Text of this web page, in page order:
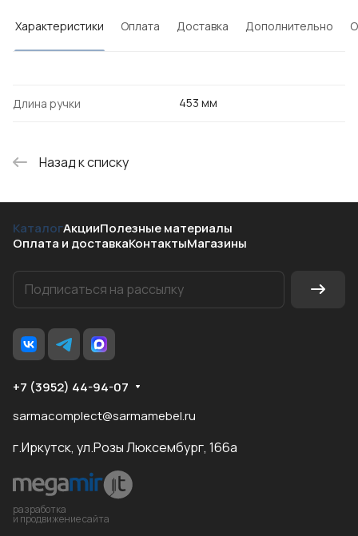
Характеристики Оплата Доставка Дополнительно
Длина ручки 453 мм
Назад к списку
КаталогАкцииПолезные материалы
Оплата и доставкаКонтактыМагазины
+7 (3952) 44-94-07
sarmacomplect@sarmamebel.ru
г.Иркутск, ул.Розы Люксембург, 166а
разработка
и продвижение сайта